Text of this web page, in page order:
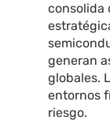
consolida
generan
globales.
entornos
riesgo.